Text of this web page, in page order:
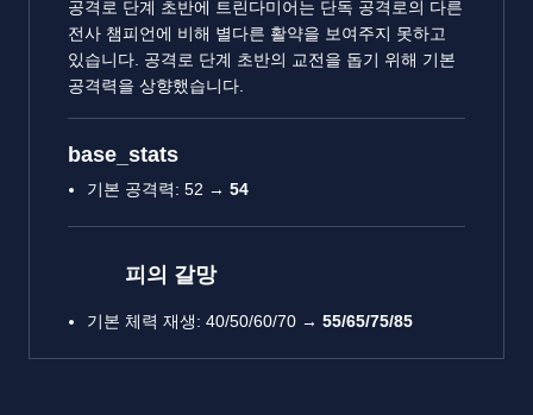
공격로 단계 초반에 트린다미어는 단독 공격로의 다른
전사 챔피언에 비해 별다른 활약을 보여주지 못하고
있습니다. 공격로 단계 초반의 교전을 돕기 위해 기본
공격력을 상향했습니다.
base_stats
기본 공격력: 52 → 54
피의 갈망
기본 체력 재생: 40/50/60/70 → 55/65/75/85